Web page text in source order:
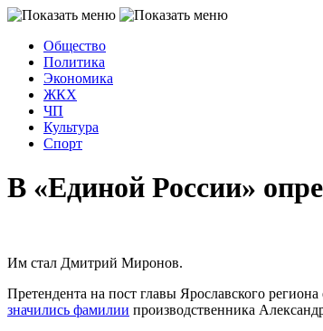
Общество
Политика
Экономика
ЖКХ
ЧП
Культура
Спорт
В «Единой России»
Им стал Дмитрий Миронов.
Претендента на пост главы Ярославского
значились фамилии производственника